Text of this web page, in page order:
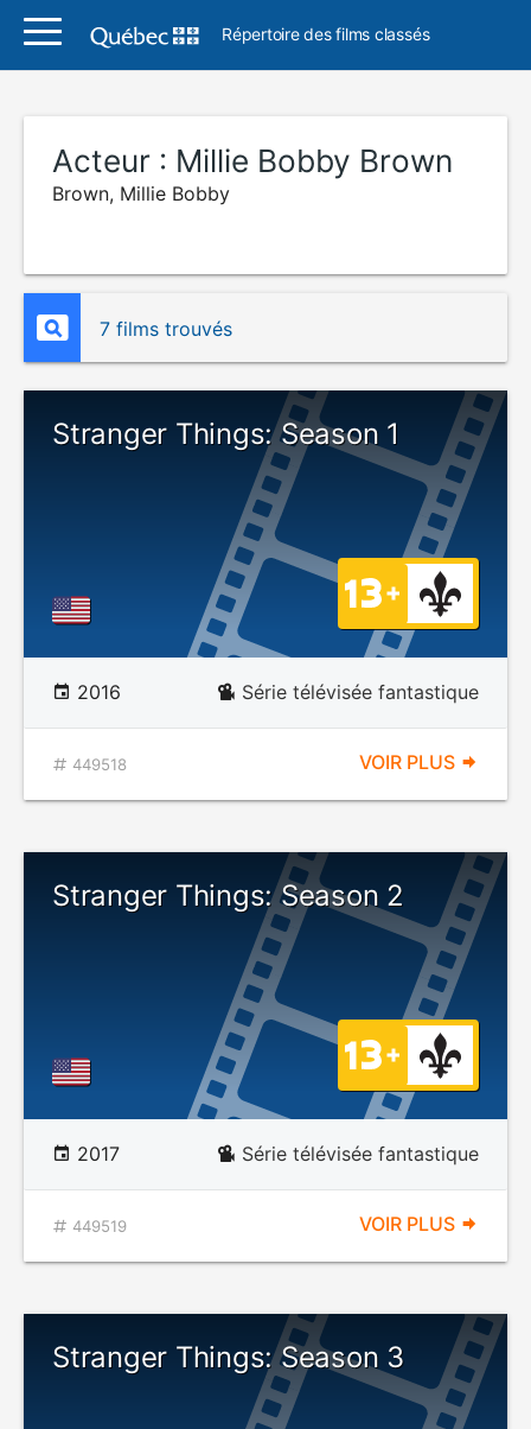
Répertoire des films classés
Acteur : Millie Bobby Brown
Brown, Millie Bobby
7 films trouvés
Stranger Things: Season 1
2016 Série télévisée fantastique
449518 VOIR PLUS
Stranger Things: Season 2
2017 Série télévisée fantastique
449519 VOIR PLUS
Stranger Things: Season 3